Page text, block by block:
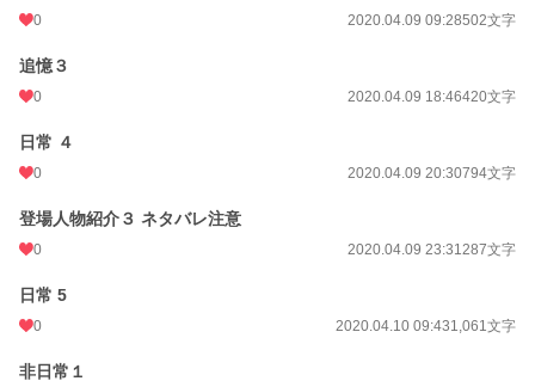
0 2020.04.09 09:28502文字
追憶３
0 2020.04.09 18:46420文字
日常 ４
0 2020.04.09 20:30794文字
登場人物紹介３ ネタバレ注意
0 2020.04.09 23:31287文字
日常 5
0 2020.04.10 09:431,061文字
非日常１